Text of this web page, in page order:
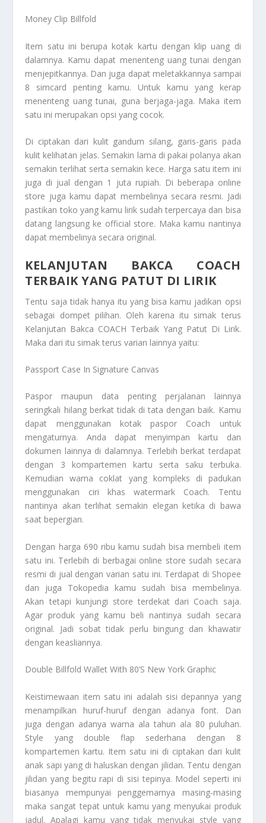
Money Clip Billfold
Item satu ini berupa kotak kartu dengan klip uang di
dalamnya. Kamu dapat menenteng uang tunai dengan
menjepitkannya. Dan juga dapat meletakkannya sampai
8 simcard penting kamu. Untuk kamu yang kerap
menenteng uang tunai, guna berjaga-jaga. Maka item
satu ini merupakan opsi yang cocok.
Di ciptakan dari kulit gandum silang, garis-garis pada
kulit kelihatan jelas. Semakin lama di pakai polanya akan
semakin terlihat serta semakin kece. Harga satu item ini
juga di jual dengan 1 juta rupiah. Di beberapa online
store juga kamu dapat membelinya secara resmi. Jadi
pastikan toko yang kamu lirik sudah terpercaya dan bisa
datang langsung ke official store. Maka kamu nantinya
dapat membelinya secara original.
KELANJUTAN BAKCA COACH
TERBAIK YANG PATUT DI LIRIK
Tentu saja tidak hanya itu yang bisa kamu jadikan opsi
sebagai dompet pilihan. Oleh karena itu simak terus
Kelanjutan Bakca COACH Terbaik Yang Patut Di Lirik.
Maka dari itu simak terus varian lainnya yaitu:
Passport Case In Signature Canvas
Paspor maupun data penting perjalanan lainnya
seringkali hilang berkat tidak di tata dengan baik. Kamu
dapat menggunakan kotak paspor Coach untuk
mengaturnya. Anda dapat menyimpan kartu dan
dokumen lainnya di dalamnya. Terlebih berkat terdapat
dengan 3 kompartemen kartu serta saku terbuka.
Kemudian warna coklat yang kompleks di padukan
menggunakan ciri khas watermark Coach. Tentu
nantinya akan terlihat semakin elegan ketika di bawa
saat bepergian.
Dengan harga 690 ribu kamu sudah bisa membeli item
satu ini. Terlebih di berbagai online store sudah secara
resmi di jual dengan varian satu ini. Terdapat di Shopee
dan juga Tokopedia kamu sudah bisa membelinya.
Akan tetapi kunjungi store terdekat dari Coach saja.
Agar produk yang kamu beli nantinya sudah secara
original. Jadi sobat tidak perlu bingung dan khawatir
dengan keasliannya.
Double Billfold Wallet With 80’S New York Graphic
Keistimewaan item satu ini adalah sisi depannya yang
menampilkan huruf-huruf dengan adanya font. Dan
juga dengan adanya warna ala tahun ala 80 puluhan.
Style yang double flap sederhana dengan 8
kompartemen kartu. Item satu ini di ciptakan dari kulit
anak sapi yang di haluskan dengan jilidan. Tentu dengan
jilidan yang begitu rapi di sisi tepinya. Model seperti ini
biasanya mempunyai penggemarnya masing-masing
maka sangat tepat untuk kamu yang menyukai produk
jadul. Apalagi kamu yang tidak menyukai style yang